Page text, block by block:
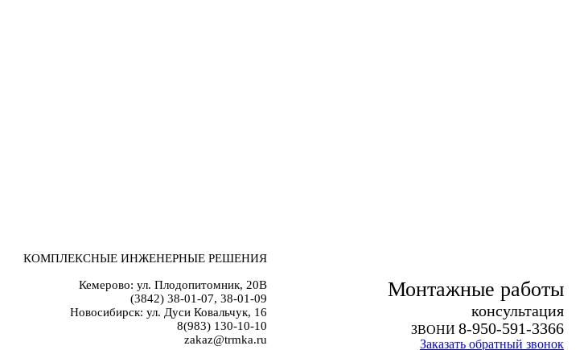
КОМПЛЕКСНЫЕ ИНЖЕНЕРНЫЕ РЕШЕНИЯ
Кемерово: ул. Плодопитомник, 20В
(3842) 38-01-07, 38-01-09
Новосибирск: ул. Дуси Ковальчук, 16
8(983) 130-10-10
zakaz@trmka.ru
Монтажные работы
консультация
ЗВОНИ 8-950-591-3366
Заказать обратный звонок